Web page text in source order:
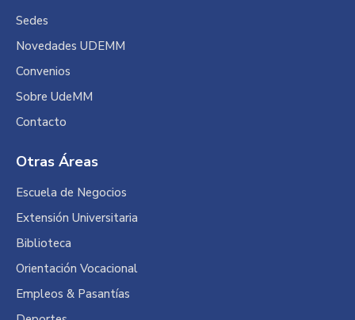
Sedes
Novedades UDEMM
Convenios
Sobre UdeMM
Contacto
Otras Áreas
Escuela de Negocios
Extensión Universitaria
Biblioteca
Orientación Vocacional
Empleos & Pasantías